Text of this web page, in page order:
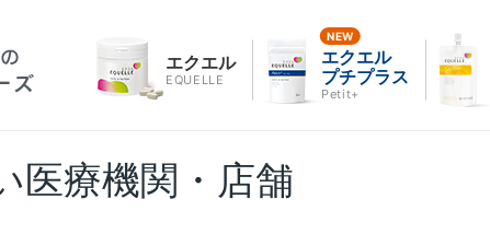
エクエル
EQUELLE
エクエル
プチプラス
Petit+
医療機関・店舗